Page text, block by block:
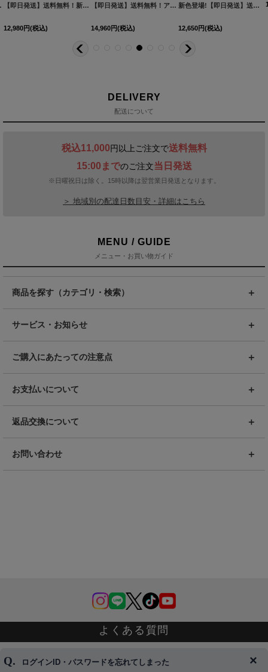
260706-1 ]
[3740SBdzmvSK-260721-1] [3761SBdzquAGO-260706-2]
ラー】[OF01]【SB】IA 【即日発送】送料無料！新色登場！ビジューキャミソールミニドレス/キャバドレス 【XS-Mサイズ / 10カラー】[OF03-X] 【YN】dzw
12,980円(税込)
【即日発送】送料無料！アメスリ/ビジュー/シアー/シフォン/チュール/ティアード/フレア/ミニドレス/キャバドレス【XS-Mサイズ/2カラー】[OF03]【YN】dzwuBF
14,960円(税込)
新色登場!【即日発送】送料無料!バックレースアップ/リボン/キャミソール/フレア/ミニドレス/キャバドレス【XS-Sサイズ/3カラー】[OF03]【YN】dzjvBF【一部予約商品/9月上旬発送予定】
12,650円(税込)
DELIVERY
配送について
税込11,000円以上ご注文で送料無料
15:00までのご注文当日発送
※日曜祝日は除く。15時以降は翌営業日発送となります。
＞ 地域別の配達日数目安・詳細はこちら
MENU / GUIDE
メニュー・お買い物ガイド
商品を探す（カテゴリ・検索）
サービス・お知らせ
ご購入にあたっての注意点
お支払いについて
返品交換について
お問い合わせ
よくある質問
ログインID・パスワードを忘れてしまった